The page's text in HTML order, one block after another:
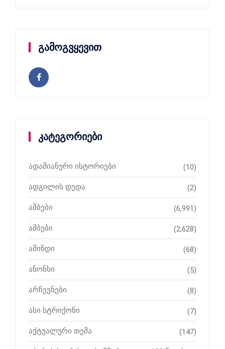
გამოგვყევით
კატეგორიები
ადამიანური ისტორიები (10)
ადგილის დედა (2)
ამბები (6,991)
ამბები (2,628)
ამინდი (68)
ანონსი (5)
არჩევნები (8)
ასი სტრიქონი (7)
აქტუალური თემა (147)